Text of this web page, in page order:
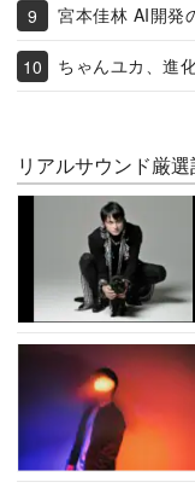
宮本佳林 AI開発
ちゃんユカ、進
リアルサウンド厳